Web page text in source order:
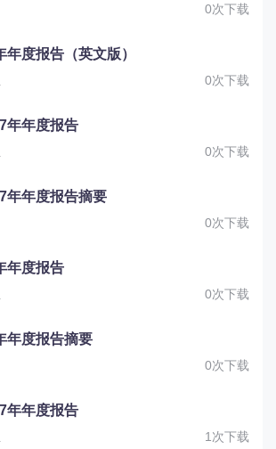
0次下载
度报告（英文版）
0次下载
年年度报告
0次下载
年年度报告摘要
0次下载
年度报告
0次下载
年度报告摘要
0次下载
年年度报告
1次下载